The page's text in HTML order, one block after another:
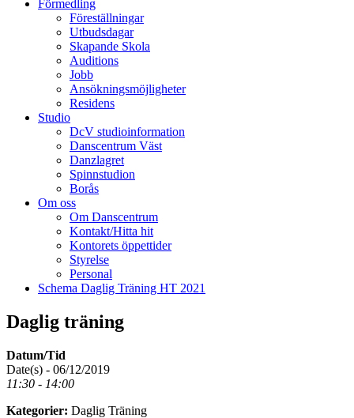
Förmedling
Föreställningar
Utbudsdagar
Skapande Skola
Auditions
Jobb
Ansökningsmöjligheter
Residens
Studio
DcV studioinformation
Danscentrum Väst
Danzlagret
Spinnstudion
Borås
Om oss
Om Danscentrum
Kontakt/Hitta hit
Kontorets öppettider
Styrelse
Personal
Schema Daglig Träning HT 2021
Daglig träning
Datum/Tid
Date(s) - 06/12/2019
11:30 - 14:00
Kategorier: Daglig Träning